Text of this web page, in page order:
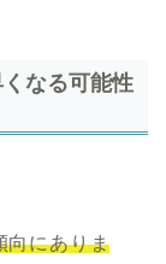
なる可能性
向にありま